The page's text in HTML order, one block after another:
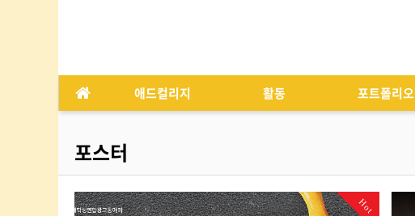
애드컬리지 활동 포트폴리오
포스터
Hot